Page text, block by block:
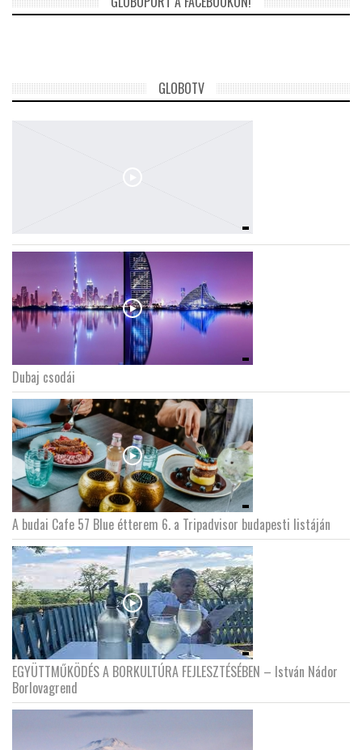
GLOBOTV
Dubaj csodái
A budai Cafe 57 Blue étterem 6. a Tripadvisor budapesti listáján
EGYÜTTMŰKÖDÉS A BORKULTÚRA FEJLESZTÉSÉBEN – István Nádor
Borlovagrend